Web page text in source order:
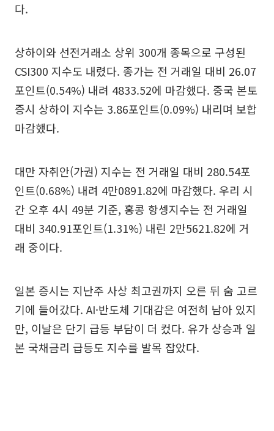
다.
상하이와 선전거래소 상위 300개 종목으로 구성된
CSI300 지수도 내렸다. 종가는 전 거래일 대비 26.07
포인트(0.54%) 내려 4833.52에 마감했다. 중국 본토
증시 상하이 지수는 3.86포인트(0.09%) 내리며 보합
마감했다.
대만 자취안(가권) 지수는 전 거래일 대비 280.54포
인트(0.68%) 내려 4만0891.82에 마감했다. 우리 시
간 오후 4시 49분 기준, 홍콩 항셍지수는 전 거래일
대비 340.91포인트(1.31%) 내린 2만5621.82에 거
래 중이다.
일본 증시는 지난주 사상 최고권까지 오른 뒤 숨 고르
기에 들어갔다. AI·반도체 기대감은 여전히 남아 있지
만, 이날은 단기 급등 부담이 더 컸다. 유가 상승과 일
본 국채금리 급등도 지수를 발목 잡았다.